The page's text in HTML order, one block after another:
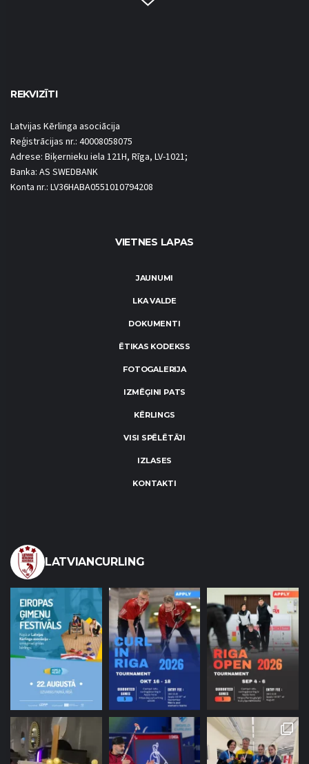
REKVIZĪTI
Latvijas Kērlinga asociācija
Reģistrācijas nr.: 40008058075
Adrese: Biķernieku iela 121H, Rīga, LV-1021;
Banka: AS SWEDBANK
Konta nr.: LV36HABA0551010794208
VIETNES LAPAS
JAUNUMI
LKA VALDE
DOKUMENTI
ĒTIKAS KODEKSS
FOTOGALERIJA
IZMĒĢINI PATS
KĒRLINGS
VISI SPĒLĒTĀJI
IZLASES
KONTAKTI
LATVIANCURLING